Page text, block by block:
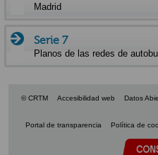
Madrid
Serie 7
Planos de las redes de
© CRTM Accesibilidad web Datos
Portal de transparencia Política de